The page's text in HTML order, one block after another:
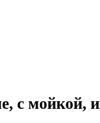
с мойкой,